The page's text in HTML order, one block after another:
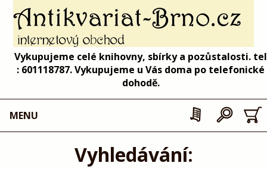
Vykupujeme celé knihovny, sbírky a pozůstalosti. tel
: 601118787. Vykupujeme u Vás doma po telefonické
dohodě.
MENU
Vyhledávání: